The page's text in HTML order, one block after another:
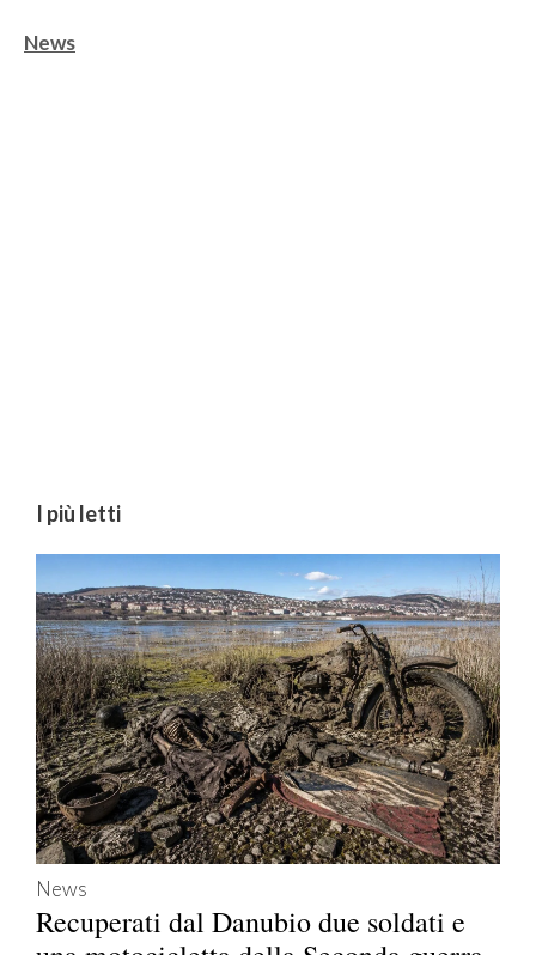
Categorie
News
I più letti
News
Recuperati dal Danubio due soldati e